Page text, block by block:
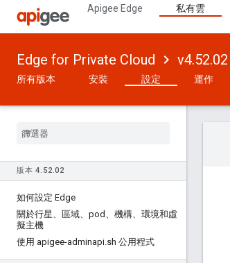
Apigee Edge 私有雲
Edge for Private Cloud v4.52.02
所有版本 安裝 設定 運作
版本 4. 52.02
如何設定 Edge
關於行星、區域、pod、機構、環境和虛
擬主機
使用 apigee-adminapi.sh 公用程式